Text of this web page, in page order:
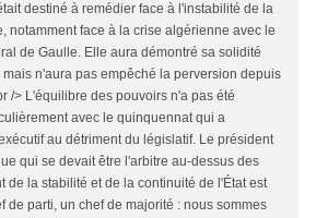
destiné à remédier face à l'instabilité de la
notamment face à la crise algérienne avec le
de Gaulle. Elle aura démontré sa solidité
mais n'aura pas empêché la perversion depuis
/> L'équilibre des pouvoirs n'a pas été
avec le quinquennat qui a
au détriment du législatif. Le président
qui se devait être l'arbitre au-dessus des
de la stabilité et de la continuité de l'État est
de parti, un chef de majorité : nous sommes